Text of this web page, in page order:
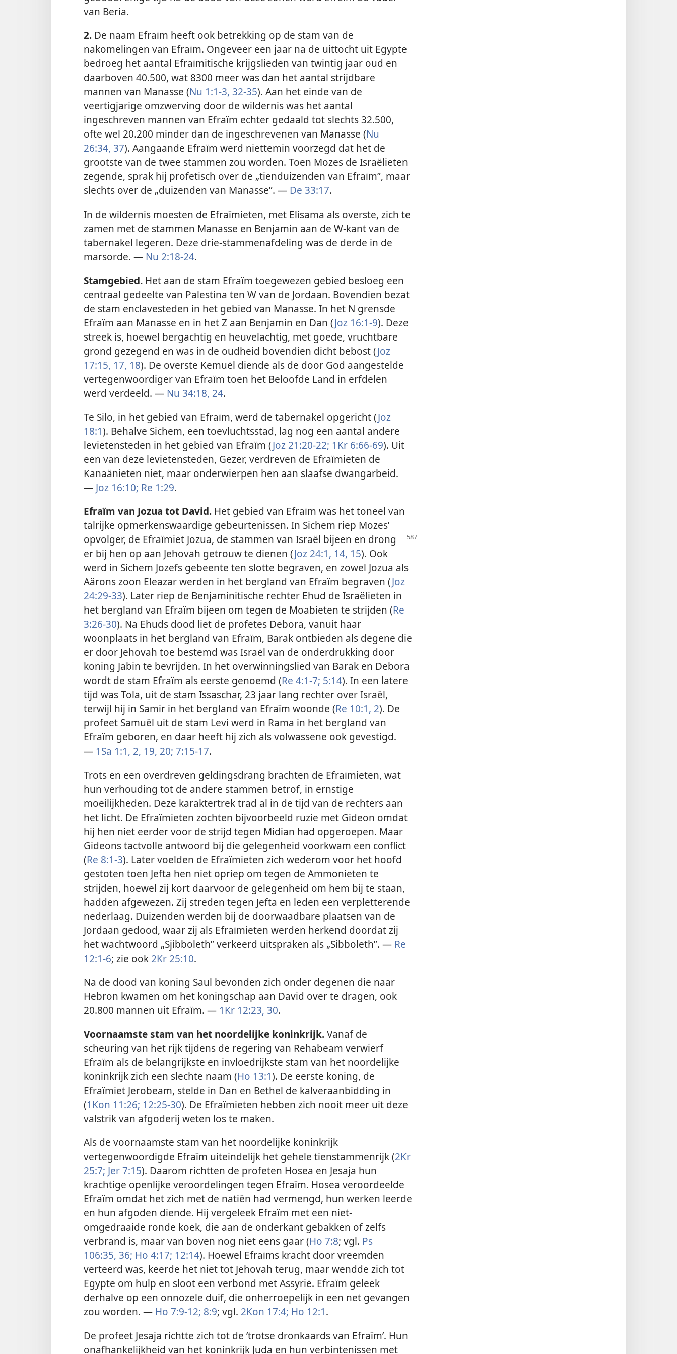
van Beria.
2. De naam Efraïm heeft ook betrekking op de stam van de
nakomelingen van Efraïm. Ongeveer een jaar na de uittocht uit Egypte
bedroeg het aantal Efraïmitische krijgslieden van twintig jaar oud en
daarboven 40.500, wat 8300 meer was dan het aantal strijdbare
mannen van Manasse (Nu 1:1-3, 32-35). Aan het einde van de
veertigjarige omzwerving door de wildernis was het aantal
ingeschreven mannen van Efraïm echter gedaald tot slechts 32.500,
ofte wel 20.200 minder dan de ingeschrevenen van Manasse (Nu
26:34, 37). Aangaande Efraïm werd niettemin voorzegd dat het de
grootste van de twee stammen zou worden. Toen Mozes de Israëlieten
zegende, sprak hij profetisch over de „tienduizenden van Efraïm”, maar
slechts over de „duizenden van Manasse”. — De 33:17.
In de wildernis moesten de Efraïmieten, met Elisama als overste, zich te
zamen met de stammen Manasse en Benjamin aan de W-kant van de
tabernakel legeren. Deze drie-stammenafdeling was de derde in de
marsorde. — Nu 2:18-24.
Stamgebied. Het aan de stam Efraïm toegewezen gebied besloeg een
centraal gedeelte van Palestina ten W van de Jordaan. Bovendien bezat
de stam enclavesteden in het gebied van Manasse. In het N grensde
Efraïm aan Manasse en in het Z aan Benjamin en Dan (Joz 16:1-9). Deze
streek is, hoewel bergachtig en heuvelachtig, met goede, vruchtbare
grond gezegend en was in de oudheid bovendien dicht bebost (Joz
17:15, 17, 18). De overste Kemuël diende als de door God aangestelde
vertegenwoordiger van Efraïm toen het Beloofde Land in erfdelen
werd verdeeld. — Nu 34:18, 24.
Te Silo, in het gebied van Efraïm, werd de tabernakel opgericht (Joz
18:1). Behalve Sichem, een toevluchtsstad, lag nog een aantal andere
levietensteden in het gebied van Efraïm (Joz 21:20-22; 1Kr 6:66-69). Uit
een van deze levietensteden, Gezer, verdreven de Efraïmieten de
Kanaänieten niet, maar onderwierpen hen aan slaafse dwangarbeid.
— Joz 16:10; Re 1:29.
Efraïm van Jozua tot David. Het gebied van Efraïm was het toneel van
talrijke opmerkenswaardige gebeurtenissen. In Sichem riep Mozes’
opvolger, de Efraïmiet Jozua, de stammen van Israël bijeen en drong
er bij hen op aan Jehovah getrouw te dienen (Joz 24:1, 14, 15). Ook
werd in Sichem Jozefs gebeente ten slotte begraven, en zowel Jozua als
Aärons zoon Eleazar werden in het bergland van Efraïm begraven (Joz
24:29-33). Later riep de Benjaminitische rechter Ehud de Israëlieten in
het bergland van Efraïm bijeen om tegen de Moabieten te strijden (Re
3:26-30). Na Ehuds dood liet de profetes Debora, vanuit haar
woonplaats in het bergland van Efraïm, Barak ontbieden als degene die
er door Jehovah toe bestemd was Israël van de onderdrukking door
koning Jabin te bevrijden. In het overwinningslied van Barak en Debora
wordt de stam Efraïm als eerste genoemd (Re 4:1-7; 5:14). In een latere
tijd was Tola, uit de stam Issaschar, 23 jaar lang rechter over Israël,
terwijl hij in Samir in het bergland van Efraïm woonde (Re 10:1, 2). De
profeet Samuël uit de stam Levi werd in Rama in het bergland van
Efraïm geboren, en daar heeft hij zich als volwassene ook gevestigd.
— 1Sa 1:1, 2, 19, 20; 7:15-17.
Trots en een overdreven geldingsdrang brachten de Efraïmieten, wat
hun verhouding tot de andere stammen betrof, in ernstige
moeilijkheden. Deze karaktertrek trad al in de tijd van de rechters aan
het licht. De Efraïmieten zochten bijvoorbeeld ruzie met Gideon omdat
hij hen niet eerder voor de strijd tegen Midian had opgeroepen. Maar
Gideons tactvolle antwoord bij die gelegenheid voorkwam een conflict
(Re 8:1-3). Later voelden de Efraïmieten zich wederom voor het hoofd
gestoten toen Jefta hen niet opriep om tegen de Ammonieten te
strijden, hoewel zij kort daarvoor de gelegenheid om hem bij te staan,
hadden afgewezen. Zij streden tegen Jefta en leden een verpletterende
nederlaag. Duizenden werden bij de doorwaadbare plaatsen van de
Jordaan gedood, waar zij als Efraïmieten werden herkend doordat zij
het wachtwoord „Sjibboleth” verkeerd uitspraken als „Sibboleth”. — Re
12:1-6; zie ook 2Kr 25:10.
Na de dood van koning Saul bevonden zich onder degenen die naar
Hebron kwamen om het koningschap aan David over te dragen, ook
20.800 mannen uit Efraïm. — 1Kr 12:23, 30.
Voornaamste stam van het noordelijke koninkrijk.Vanaf de
scheuring van het rijk tijdens de regering van Rehabeam verwierf
Efraïm als de belangrijkste en invloedrijkste stam van het noordelijke
koninkrijk zich een slechte naam (Ho 13:1). De eerste koning, de
Efraïmiet Jerobeam, stelde in Dan en Bethel de kalveraanbidding in
(1Kon 11:26; 12:25-30). De Efraïmieten hebben zich nooit meer uit deze
valstrik van afgoderij weten los te maken.
Als de voornaamste stam van het noordelijke koninkrijk
vertegenwoordigde Efraïm uiteindelijk het gehele tienstammenrijk (2Kr
25:7; Jer 7:15). Daarom richtten de profeten Hosea en Jesaja hun
krachtige openlijke veroordelingen tegen Efraïm. Hosea veroordeelde
Efraïm omdat het zich met de natiën had vermengd, hun werken leerde
en hun afgoden diende. Hij vergeleek Efraïm met een niet-
omgedraaide ronde koek, die aan de onderkant gebakken of zelfs
verbrand is, maar van boven nog niet eens gaar (Ho 7:8; vgl. Ps
106:35, 36; Ho 4:17; 12:14). Hoewel Efraïms kracht door vreemden
verteerd was, keerde het niet tot Jehovah terug, maar wendde zich tot
Egypte om hulp en sloot een verbond met Assyrië. Efraïm geleek
derhalve op een onnozele duif, die onherroepelijk in een net gevangen
zou worden. — Ho 7:9-12; 8:9; vgl. 2Kon 17:4; Ho 12:1.
De profeet Jesaja richtte zich tot de ’trotse dronkaards van Efraïm’. Hun
onafhankelijkheid van het koninkrijk Juda en hun verbintenissen met